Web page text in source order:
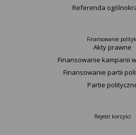
Referenda
Finansowanie
Akty prawne
Finansowanie kampanii
Finansowanie partii
Partie
Rejestr korzyści